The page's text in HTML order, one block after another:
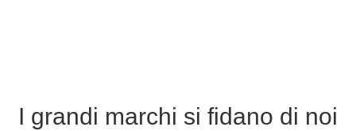
I grandi marchi si fidano di noi